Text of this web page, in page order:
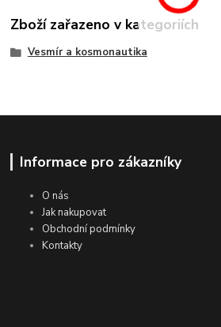
Zboží zařazeno v kategoriích
Vesmír a kosmonautika
Informace pro zákazníky
O nás
Jak nakupovat
Obchodní podmínky
Kontakty